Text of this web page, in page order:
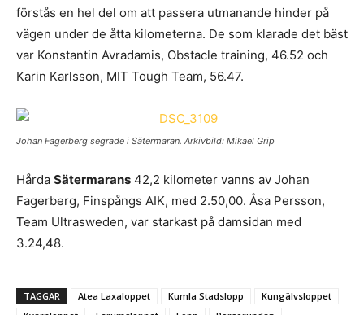
förstås en hel del om att passera utmanande hinder på
vägen under de åtta kilometerna. De som klarade det bäst
var Konstantin Avradamis, Obstacle training, 46.52 och
Karin Karlsson, MIT Tough Team, 56.47.
Johan Fagerberg segrade i Sätermaran. Arkivbild: Mikael Grip
Hårda Sätermarans 42,2 kilometer vanns av Johan
Fagerberg, Finspångs AIK, med 2.50,00. Åsa Persson,
Team Ultrasweden, var starkast på damsidan med
3.24,48.
TAGGAR Atea Laxaloppet Kumla Stadslopp
Kungälvsloppet